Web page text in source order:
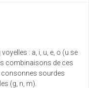
: a, i, u, e, o (u se
combinaisons de ces
consonnes sourdes
(g, n, m).